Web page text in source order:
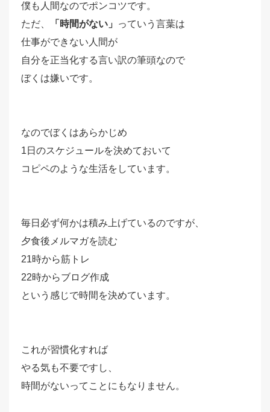
僕も人間なのでポンコツです。
ただ、
「時間がない」
っていう言葉は
仕事ができない人間が
自分を正当化する言い訳の筆頭なので
ぼくは嫌いです。
なのでぼくはあらかじめ
1日のスケジュールを決めておいて
コピペのような生活をしています。
毎日必ず何かは積み上げているのですが、
夕食後メルマガを読む
21時から筋トレ
22時からブログ作成
という感じで時間を決めています。
これが習慣化すれば
やる気も不要ですし、
時間がないってことにもなりません。